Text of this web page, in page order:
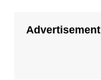
Advertisement